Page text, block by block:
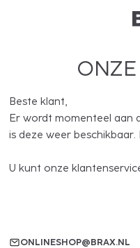
ONZE
Beste klant,
Er wordt momenteel aan
is deze weer
U kunt onze
ONLINESHOP@BRAX.NL